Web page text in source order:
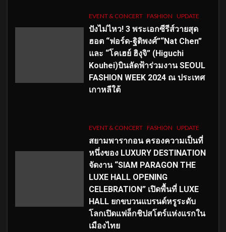
EVENT & CONCERT FASHION UPDATE
ปังไม่ไหว! 3 พระเอกซีรีส์วายสุด
ฮอต “ฟอร์ด-ฐิติพงศ์”“Nat Chen”
และ “โคเฮย์ ฮิงุจิ” (Higuchi
Kouhei)บินลัดฟ้าร่วมงาน SEOUL
FASHION WEEK 2024 ณ ประเทศ
เกาหลีใต้
EVENT & CONCERT FASHION UPDATE
สยามพารากอน ครองความเป็นที่
หนึ่งของ LUXURY DESTINATION
จัดงาน “SIAM PARAGON THE
LUXE HALL OPENING
CELEBRATION” เปิดพื้นที่ LUXE
HALL ยกขบวนแบรนด์หรูระดับ
โลกเปิดแฟล็กชิปสโตร์แห่งแรกใน
เมืองไทย